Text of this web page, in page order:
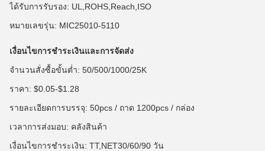
ได้รับการรับรอง: UL,ROHS,Reach,ISO
หมายเลขรุ่น: MIC25010-5110
เงื่อนไขการชำระเงินและการจัดส่ง
จำนวนสั่งซื้อขั้นต่ำ: 50/500/1000/25K
ราคา: $0.05-$1.28
รายละเอียดการบรรจุ: 50pcs / ถาด 1200pcs / กล่อง
เวลาการส่งมอบ: คลังสินค้า
เงื่อนไขการชำระเงิน: TT,NET30/60/90 วัน